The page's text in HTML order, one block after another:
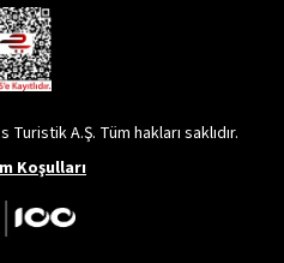
A.Ş. Tüm hakları saklıdır.
Koşulları